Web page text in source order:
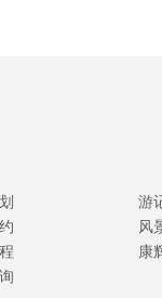
游
风
康